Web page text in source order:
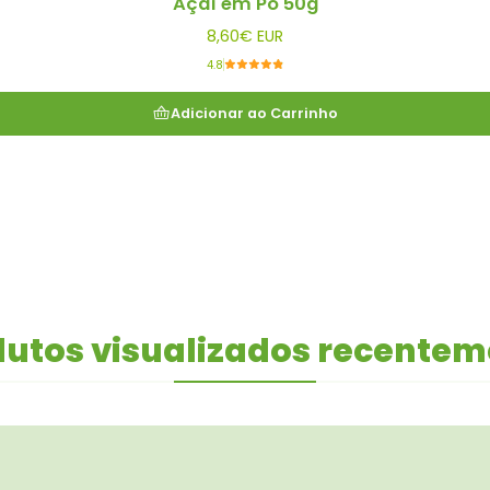
8,60€ EUR
4.8
Adicionar ao Carrinho
visualizados